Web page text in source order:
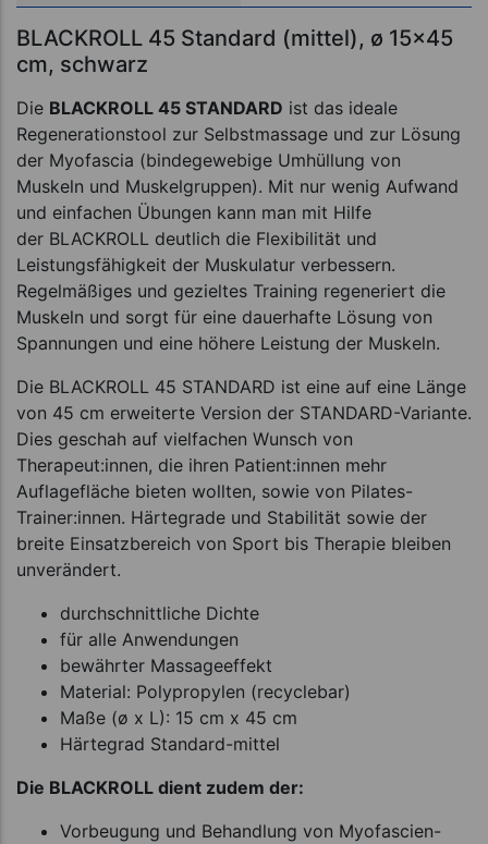
BLACKROLL 45 Standard (mittel), ø 15x45
cm, schwarz
Die BLACKROLL 45 STANDARD ist das ideale
Regenerationstool zur Selbstmassage und zur Lösung
der Myofascia (bindegewebige Umhüllung von
Muskeln und Muskelgruppen). Mit nur wenig Aufwand
und einfachen Übungen kann man mit Hilfe
der BLACKROLL deutlich die Flexibilität und
Leistungsfähigkeit der Muskulatur verbessern.
Regelmäßiges und gezieltes Training regeneriert die
Muskeln und sorgt für eine dauerhafte Lösung von
Spannungen und eine höhere Leistung der Muskeln.
Die BLACKROLL 45 STANDARD ist eine auf eine Länge
von 45 cm erweiterte Version der STANDARD-Variante.
Dies geschah auf vielfachen Wunsch von
Therapeut:innen, die ihren Patient:innen mehr
Auflagefläche bieten wollten, sowie von Pilates-
Trainer:innen. Härtegrade und Stabilität sowie der
breite Einsatzbereich von Sport bis Therapie bleiben
unverändert.
durchschnittliche Dichte
für alle Anwendungen
bewährter Massageeffekt
Material: Polypropylen (recyclebar)
Maße (ø x L): 15 cm x 45 cm
Härtegrad Standard-mittel
Die BLACKROLL dient zudem der:
Vorbeugung und Behandlung von Myofascien-